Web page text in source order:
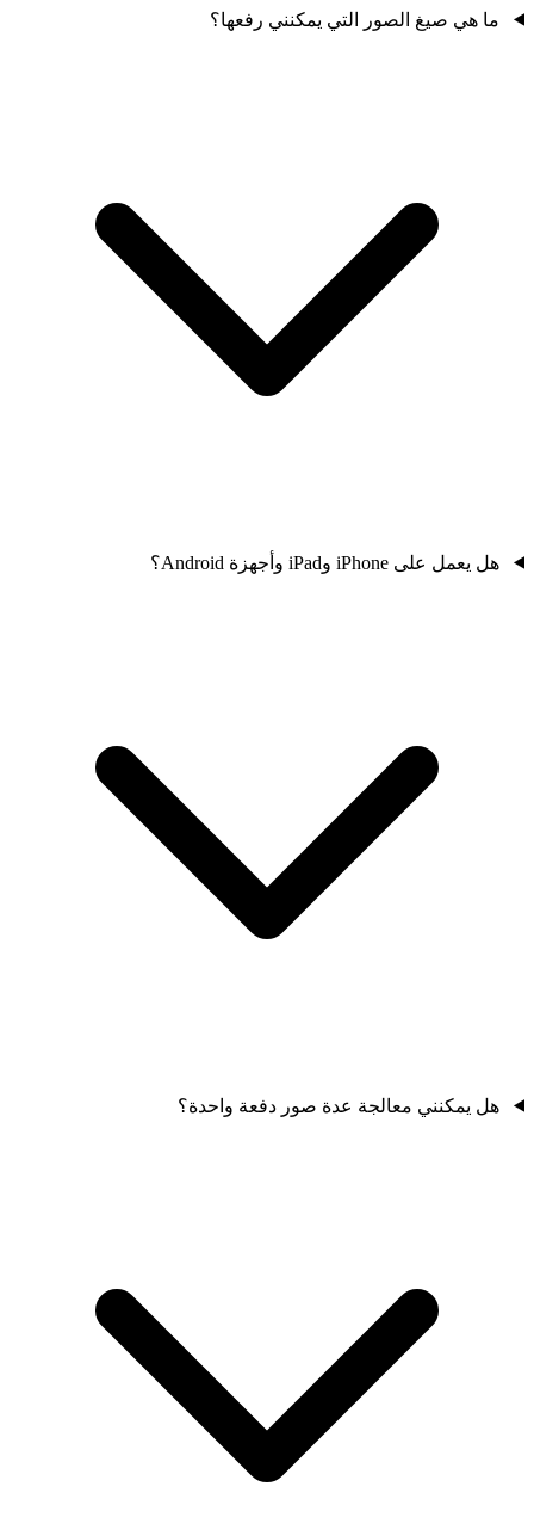
ما هي صيغ الصور التي يمكنني رفعها؟
هل يعمل على iPhone وiPad وأجهزة Android؟
هل يمكنني معالجة عدة صور دفعة واحدة؟